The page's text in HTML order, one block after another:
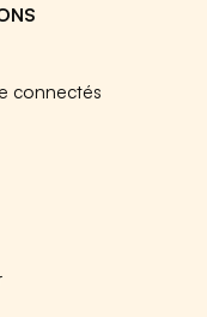
connectés